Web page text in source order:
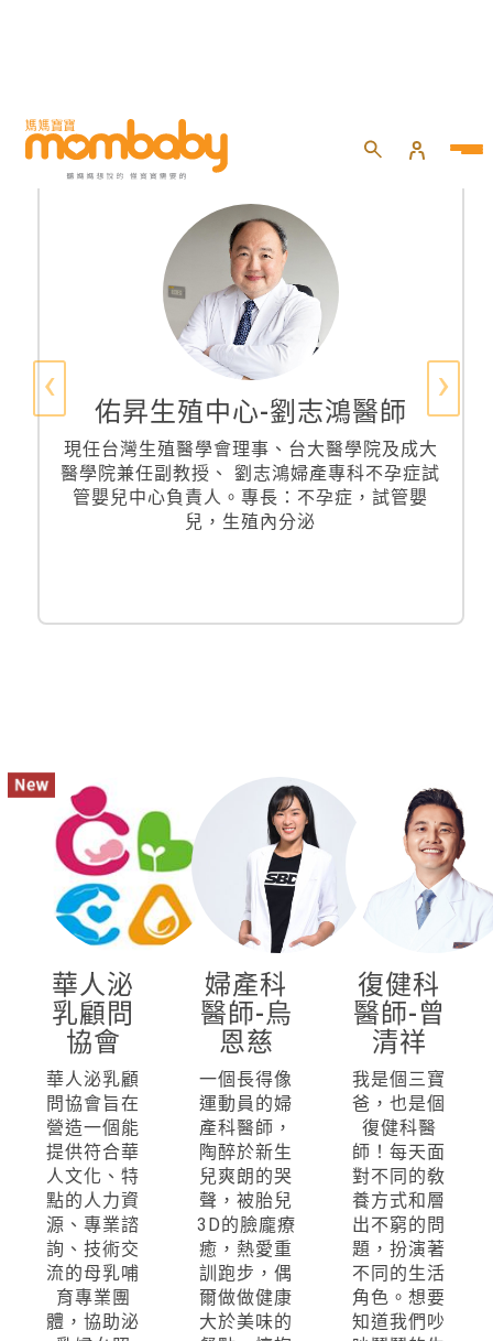
佑昇生殖中心-劉志鴻醫師
現任台灣生殖醫學會理事、台大醫學院及成大
醫學院兼任副教授、 劉志鴻婦產專科不孕症試
管嬰兒中心負責人。專長：不孕症，試管嬰
兒，生殖內分泌
‹ ›
華人泌
乳顧問
協會
華人泌乳顧
問協會旨在
營造一個能
提供符合華
人文化、特
點的人力資
源、專業諮
詢、技術交
流的母乳哺
育專業團
體，協助泌
婦產科
醫師-烏
恩慈
一個長得像
運動員的婦
產科醫師，
陶醉於新生
兒爽朗的哭
聲，被胎兒
3D的臉龐療
癒，熱愛重
訓跑步，偶
爾做做健康
大於美味的
復健科
醫師-曾
清祥
我是個三寶
爸，也是個
復健科醫
師！每天面
對不同的敎
養方式和層
出不窮的問
題，扮演著
不同的生活
角色。想要
知道我們吵